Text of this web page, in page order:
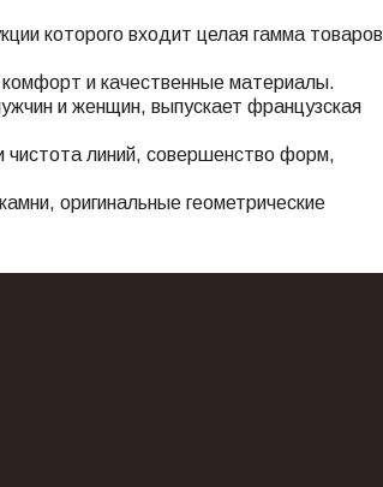
которого входит целая гамма товаров
и качественные материалы.
и женщин, выпускает французская
линий, совершенство форм,
оригинальные геометрические